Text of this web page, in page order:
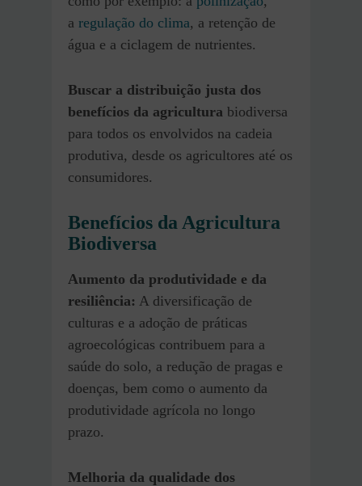
a regulação do clima, a retenção de
água e a ciclagem de nutrientes.
Buscar a distribuição justa dos
benefícios da agricultura biodiversa
para todos os envolvidos na cadeia
produtiva, desde os agricultores até os
consumidores.
Benefícios da Agricultura
Biodiversa
Aumento da produtividade e da
resiliência: A diversificação de
culturas e a adoção de práticas
agroecológicas contribuem para a
saúde do solo, a redução de pragas e
doenças, bem como o aumento da
produtividade agrícola no longo
prazo.
Melhoria da qualidade dos